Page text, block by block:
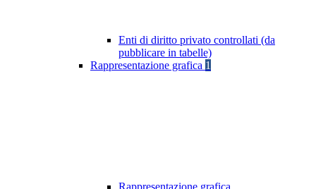
Enti di diritto privato controllati (da
pubblicare in tabelle)
Rappresentazione grafica 1